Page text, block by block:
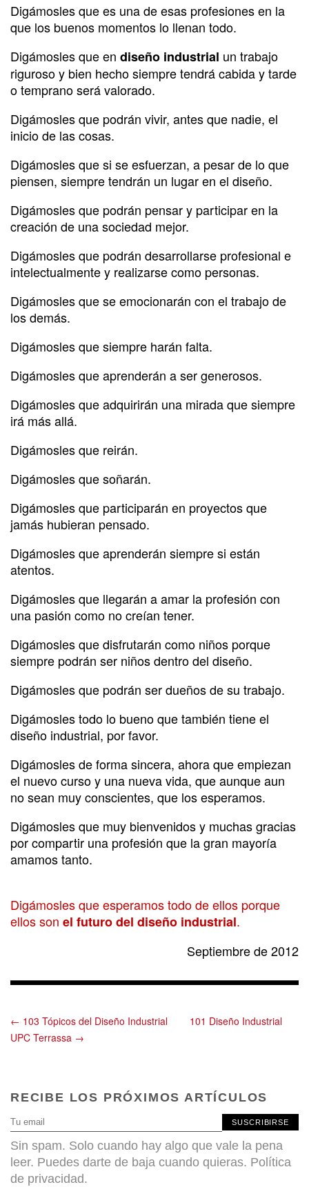
Digámosles que es una de esas profesiones en la
que los buenos momentos lo llenan todo.
Digámosles que en diseño industrial un trabajo
riguroso y bien hecho siempre tendrá cabida y tarde
o temprano será valorado.
Digámosles que podrán vivir, antes que nadie, el
inicio de las cosas.
Digámosles que si se esfuerzan, a pesar de lo que
piensen, siempre tendrán un lugar en el diseño.
Digámosles que podrán pensar y participar en la
creación de una sociedad mejor.
Digámosles que podrán desarrollarse profesional e
intelectualmente y realizarse como personas.
Digámosles que se emocionarán con el trabajo de
los demás.
Digámosles que siempre harán falta.
Digámosles que aprenderán a ser generosos.
Digámosles que adquirirán una mirada que siempre
irá más allá.
Digámosles que reirán.
Digámosles que soñarán.
Digámosles que participarán en proyectos que
jamás hubieran pensado.
Digámosles que aprenderán siempre si están
atentos.
Digámosles que llegarán a amar la profesión con
una pasión como no creían tener.
Digámosles que disfrutarán como niños porque
siempre podrán ser niños dentro del diseño.
Digámosles que podrán ser dueños de su trabajo.
Digámosles todo lo bueno que también tiene el
diseño industrial, por favor.
Digámosles de forma sincera, ahora que empiezan
el nuevo curso y una nueva vida, que aunque aun
no sean muy conscientes, que los esperamos.
Digámosles que muy bienvenidos y muchas gracias
por compartir una profesión que la gran mayoría
amamos tanto.
Digámosles que esperamos todo de ellos porque
ellos son el futuro del diseño industrial.
Septiembre de 2012
← 103 Tópicos del Diseño Industrial
101 Diseño Industrial
UPC Terrassa →
RECIBE LOS PRÓXIMOS ARTÍCULOS
SUSCRIBIRSE
Sin spam. Solo cuando hay algo que vale la pena
leer. Puedes darte de baja cuando quieras. Política
de privacidad.